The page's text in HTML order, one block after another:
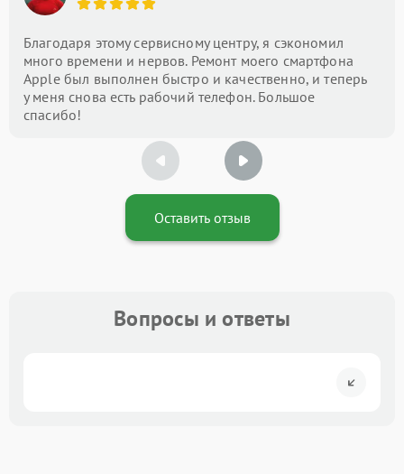
Благодаря этому сервисному центру, я сэкономил
много времени и нервов. Ремонт моего смартфона
Apple был выполнен быстро и качественно, и теперь
у меня снова есть рабочий телефон. Большое
спасибо!
Оставить отзыв
Вопросы и ответы